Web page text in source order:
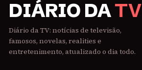
DIÁRIO DATV
Diário da TV: notícias de televisão,
famosos, novelas, realities e
entretenimento, atualizado o dia todo.